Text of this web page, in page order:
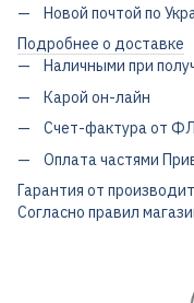
Новой почтой по
Подробнее о доставке
Наличными при
Карой он-лайн
Счет-фактура от
Оплата частями
Гарантия от
Согласно правил